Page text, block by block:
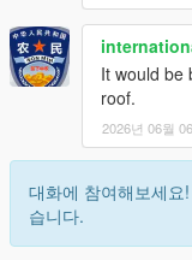
It would be
roof.
2026년 06월
대화에 참여해보세요!
습니다.